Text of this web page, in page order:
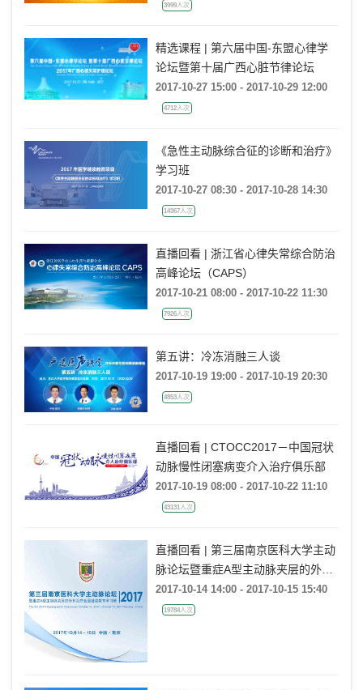
3999人次
精选课程 | 第六届中国-东盟心律学
论坛暨第十届广西心脏节律论坛
2017-10-27 15:00 - 2017-10-29 12:00
4712人次
《急性主动脉综合征的诊断和治疗》
学习班
2017-10-27 08:30 - 2017-10-28 14:30
14367人次
直播回看 | 浙江省心律失常综合防治
高峰论坛（CAPS）
2017-10-21 08:00 - 2017-10-22 11:30
7926人次
第五讲：冷冻消融三人谈
2017-10-19 19:00 - 2017-10-19 20:30
4853人次
直播回看 | CTOCC2017－中国冠状
动脉慢性闭塞病变介入治疗俱乐部
2017-10-19 08:00 - 2017-10-22 11:10
43131人次
直播回看 | 第三届南京医科大学主动
脉论坛暨重症A型主动脉夹层的外科
治疗全国继续教育学习班
2017-10-14 14:00 - 2017-10-15 15:40
19784人次